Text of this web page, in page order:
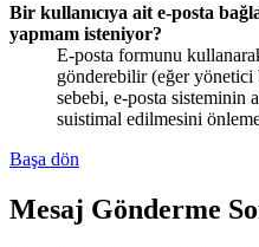
Bir kullanıcıya ait e-posta
yapmam isteniyor?
E-posta formunu
gönderebilir (eğer
sebebi, e-posta sisteminin
suistimal edilmesini
Başa dön
Mesaj Gönderme